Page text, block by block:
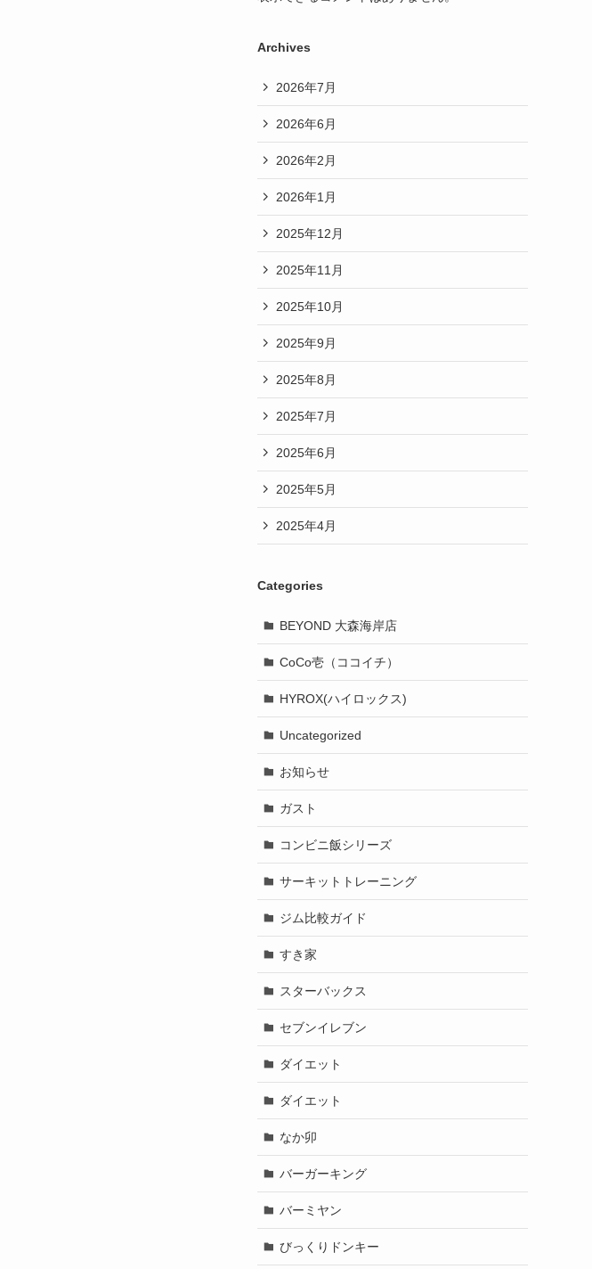
Archives
2026年7月
2026年6月
2026年2月
2026年1月
2025年12月
2025年11月
2025年10月
2025年9月
2025年8月
2025年7月
2025年6月
2025年5月
2025年4月
Categories
BEYOND 大森海岸店
CoCo壱（ココイチ）
HYROX(ハイロックス)
Uncategorized
お知らせ
ガスト
コンビニ飯シリーズ
サーキットトレーニング
ジム比較ガイド
すき家
スターバックス
セブンイレブン
ダイエット
ダイエット
なか卯
バーガーキング
バーミヤン
びっくりドンキー